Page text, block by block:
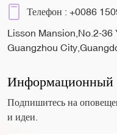
Телефон : +0086
Lisson Mansion,No.2-36
Guangzhou
Информационный
Подпишитесь на
и идеи.